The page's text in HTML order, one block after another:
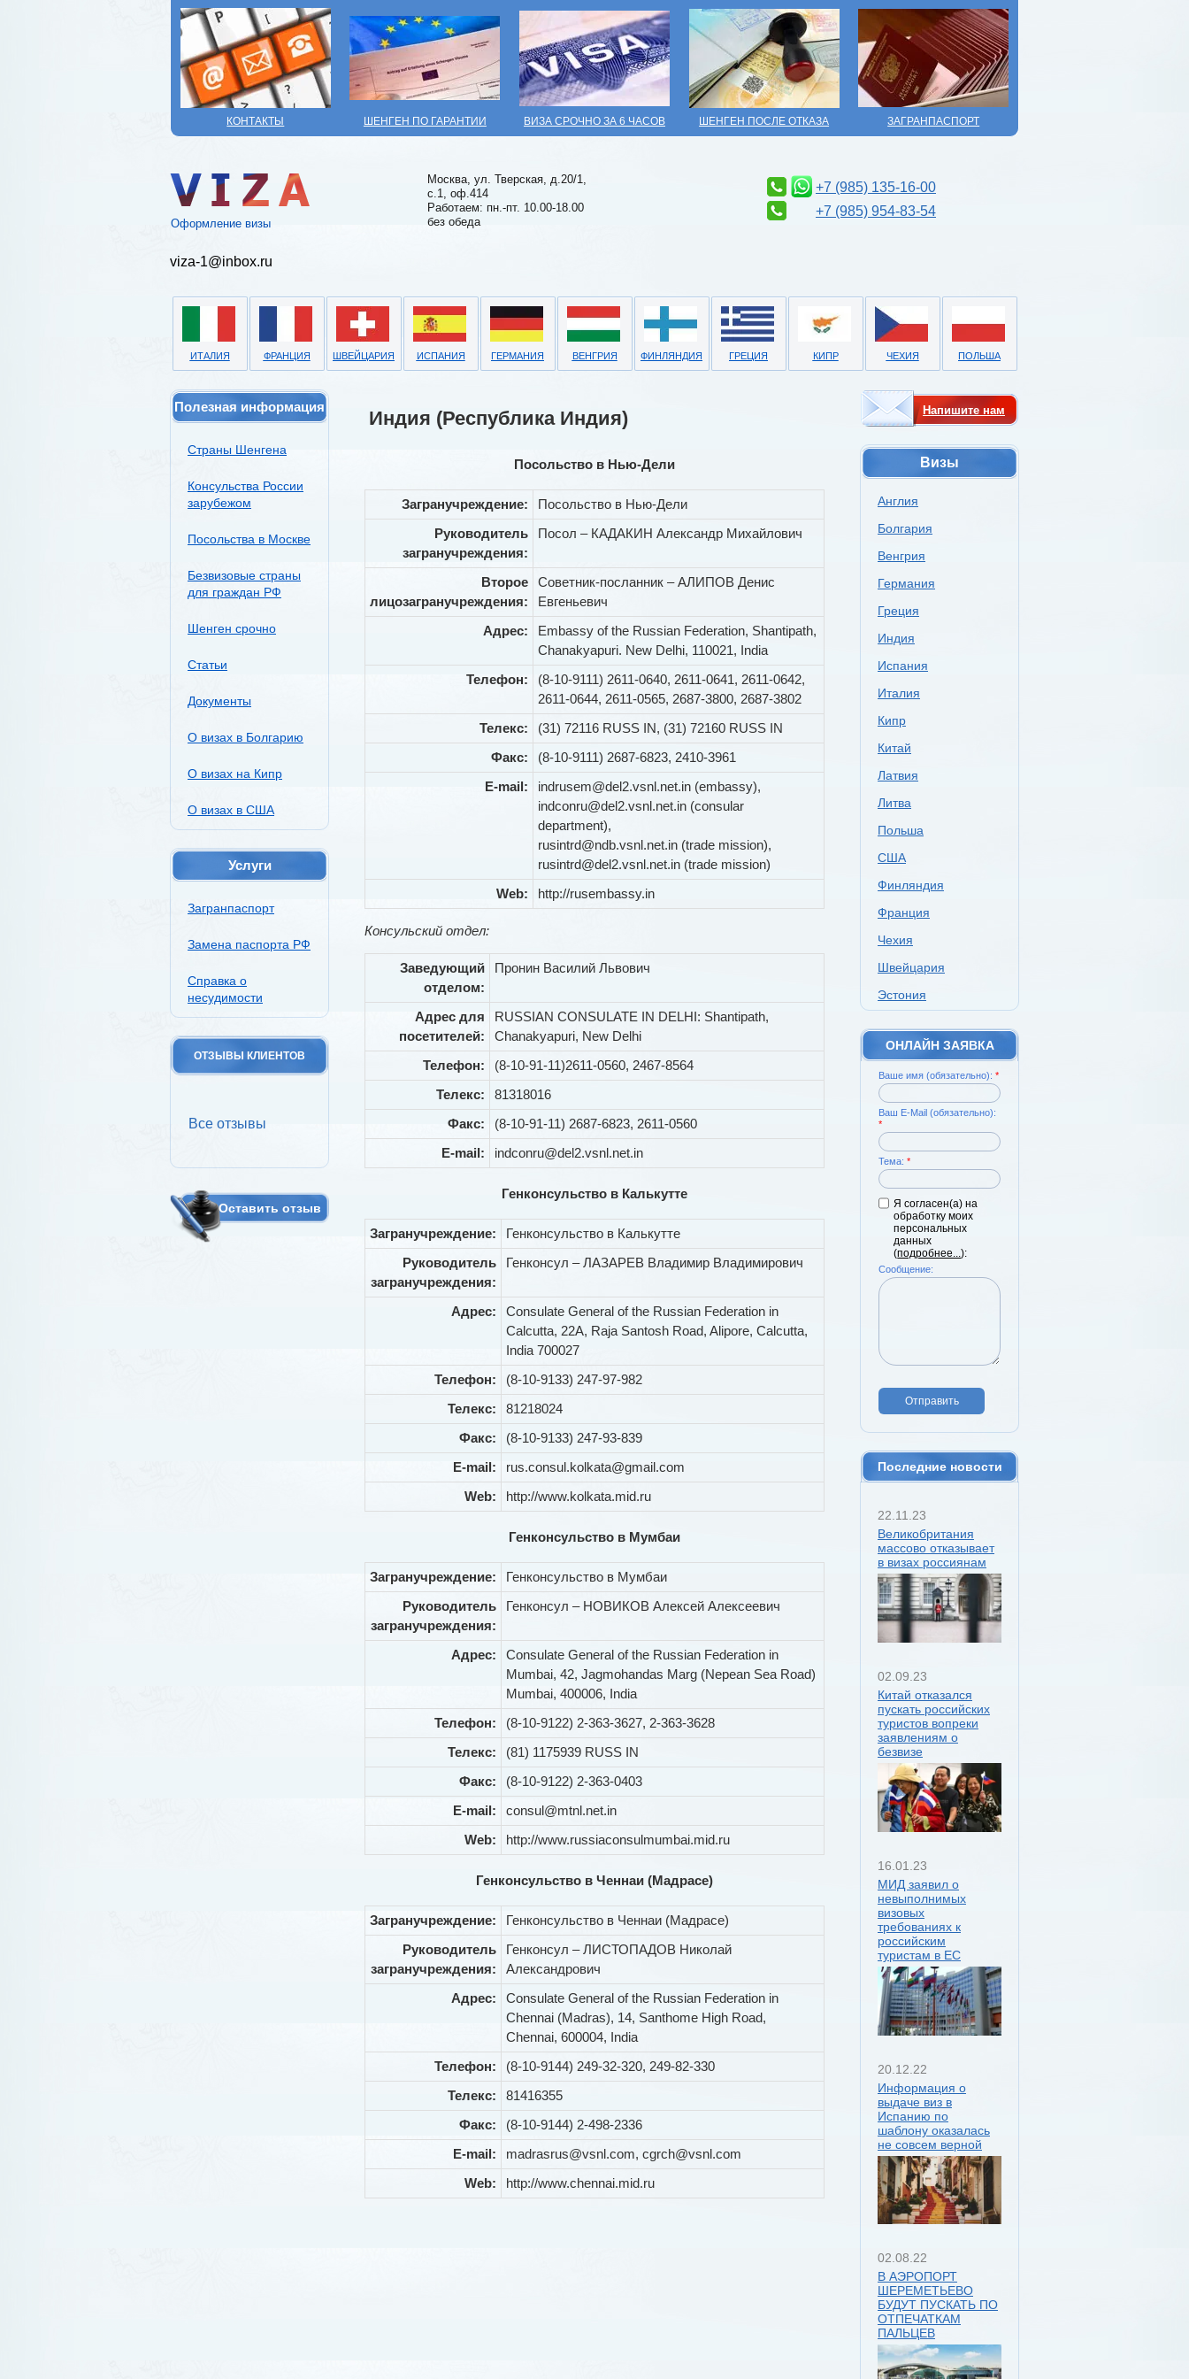
КОНТАКТЫ ШЕНГЕН ПО ГАРАНТИИ ВИЗА СРОЧНО ЗА 6 ЧАСОВ ШЕНГЕН ПОСЛЕ ОТКАЗА ЗАГРАНПАСПОРТ
Оформление визы
viza-1@inbox.ru
Москва, ул. Тверская, д.20/1,
с.1, оф.414
Работаем: пн.-пт. 10.00-18.00
без обеда
+7 (985) 135-16-00
+7 (985) 954-83-54
ИТАЛИЯ ФРАНЦИЯ ШВЕЙЦАРИЯ ИСПАНИЯ ГЕРМАНИЯ ВЕНГРИЯ ФИНЛЯНДИЯ ГРЕЦИЯ КИПР ЧЕХИЯ ПОЛЬША
Полезная информация
Страны Шенгена
Консульства России
зарубежом
Посольства в Москве
Безвизовые страны
для граждан РФ
Шенген срочно
Статьи
Документы
О визах в Болгарию
О визах на Кипр
О визах в США
Услуги
Загранпаспорт
Замена паспорта РФ
Справка о
несудимости
ОТЗЫВЫ КЛИЕНТОВ
Все отзывы
Оставить отзыв
Индия (Республика Индия)
Посольство в Нью-Дели
Загранучреждение: Посольство в Нью-Дели
Руководитель
загранучреждения:
Посол – КАДАКИН Александр Михайлович
Второе
лицозагранучреждения:
Советник-посланник – АЛИПОВ Денис
Евгеньевич
Адрес:
Embassy of the Russian Federation, Shantipath,
Chanakyapuri. New Delhi, 110021, India
Телефон:
(8-10-9111) 2611-0640, 2611-0641, 2611-0642,
2611-0644, 2611-0565, 2687-3800, 2687-3802
Телекс: (31) 72116 RUSS IN, (31) 72160 RUSS IN
Факс: (8-10-9111) 2687-6823, 2410-3961
E-mail:
indrusem@del2.vsnl.net.in (embassy),
indconru@del2.vsnl.net.in (consular
department),
rusintrd@ndb.vsnl.net.in (trade mission),
rusintrd@del2.vsnl.net.in (trade mission)
Web: http://rusembassy.in
Консульский отдел:
Заведующий
отделом:
Пронин Василий Львович
Адрес для
посетителей:
RUSSIAN CONSULATE IN DELHI: Shantipath,
Chanakyapuri, New Delhi
Телефон: (8-10-91-11)2611-0560, 2467-8564
Телекс: 81318016
Факс: (8-10-91-11) 2687-6823, 2611-0560
E-mail: indconru@del2.vsnl.net.in
Генконсульство в Калькутте
Загранучреждение: Генконсульство в Калькутте
Руководитель
загранучреждения:
Генконсул – ЛАЗАРЕВ Владимир Владимирович
Адрес:
Consulate General of the Russian Federation in
Calcutta, 22A, Raja Santosh Road, Alipore, Calcutta,
India 700027
Телефон: (8-10-9133) 247-97-982
Телекс: 81218024
Факс: (8-10-9133) 247-93-839
E-mail: rus.consul.kolkata@gmail.com
Web: http://www.kolkata.mid.ru
Генконсульство в Мумбаи
Загранучреждение: Генконсульство в Мумбаи
Руководитель
загранучреждения:
Генконсул – НОВИКОВ Алексей Алексеевич
Адрес:
Consulate General of the Russian Federation in
Mumbai, 42, Jagmohandas Marg (Nepean Sea Road)
Mumbai, 400006, India
Телефон: (8-10-9122) 2-363-3627, 2-363-3628
Телекс: (81) 1175939 RUSS IN
Факс: (8-10-9122) 2-363-0403
E-mail: consul@mtnl.net.in
Web: http://www.russiaconsulmumbai.mid.ru
Генконсульство в Ченнаи (Мадрасе)
Загранучреждение: Генконсульство в Ченнаи (Мадрасе)
Руководитель
загранучреждения:
Генконсул – ЛИСТОПАДОВ Николай
Александрович
Адрес:
Consulate General of the Russian Federation in
Chennai (Madras), 14, Santhome High Road,
Chennai, 600004, India
Телефон: (8-10-9144) 249-32-320, 249-82-330
Телекс: 81416355
Факс: (8-10-9144) 2-498-2336
E-mail: madrasrus@vsnl.com, cgrch@vsnl.com
Web: http://www.chennai.mid.ru
Напишите нам
Визы
Англия
Болгария
Венгрия
Германия
Греция
Индия
Испания
Италия
Кипр
Китай
Латвия
Литва
Польша
США
Финляндия
Франция
Чехия
Швейцария
Эстония
ОНЛАЙН ЗАЯВКА
Ваше имя (обязательно): *
Ваш E-Mail (обязательно):
*
Тема: *
Я согласен(а) на
обработку моих
персональных
данных
(подробнее...):
Сообщение:
Отправить
Последние новости
22.11.23
Великобритания
массово отказывает
в визах россиянам
02.09.23
Китай отказался
пускать российских
туристов вопреки
заявлениям о
безвизе
16.01.23
МИД заявил о
невыполнимых
визовых
требованиях к
российским
туристам в ЕС
20.12.22
Информация о
выдаче виз в
Испанию по
шаблону оказалась
не совсем верной
02.08.22
В АЭРОПОРТ
ШЕРЕМЕТЬЕВО
БУДУТ ПУСКАТЬ ПО
ОТПЕЧАТКАМ
ПАЛЬЦЕВ